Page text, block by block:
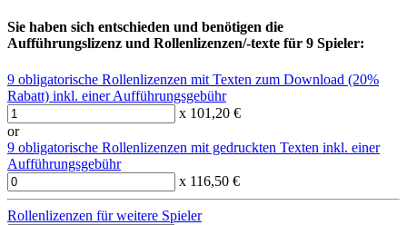
Sie haben sich entschieden und benötigen die
Aufführungslizenz und Rollenlizenzen/-texte für 9 Spieler:
9 obligatorische Rollenlizenzen mit Texten zum Download (20%
Rabatt) inkl. einer Aufführungsgebühr
x 101,20 €
or
9 obligatorische Rollenlizenzen mit gedruckten Texten inkl. einer
Aufführungsgebühr
x 116,50 €
Rollenlizenzen für weitere Spieler